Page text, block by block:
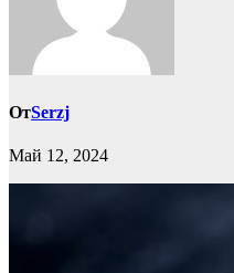
ОтSerzj
Май 12, 2024